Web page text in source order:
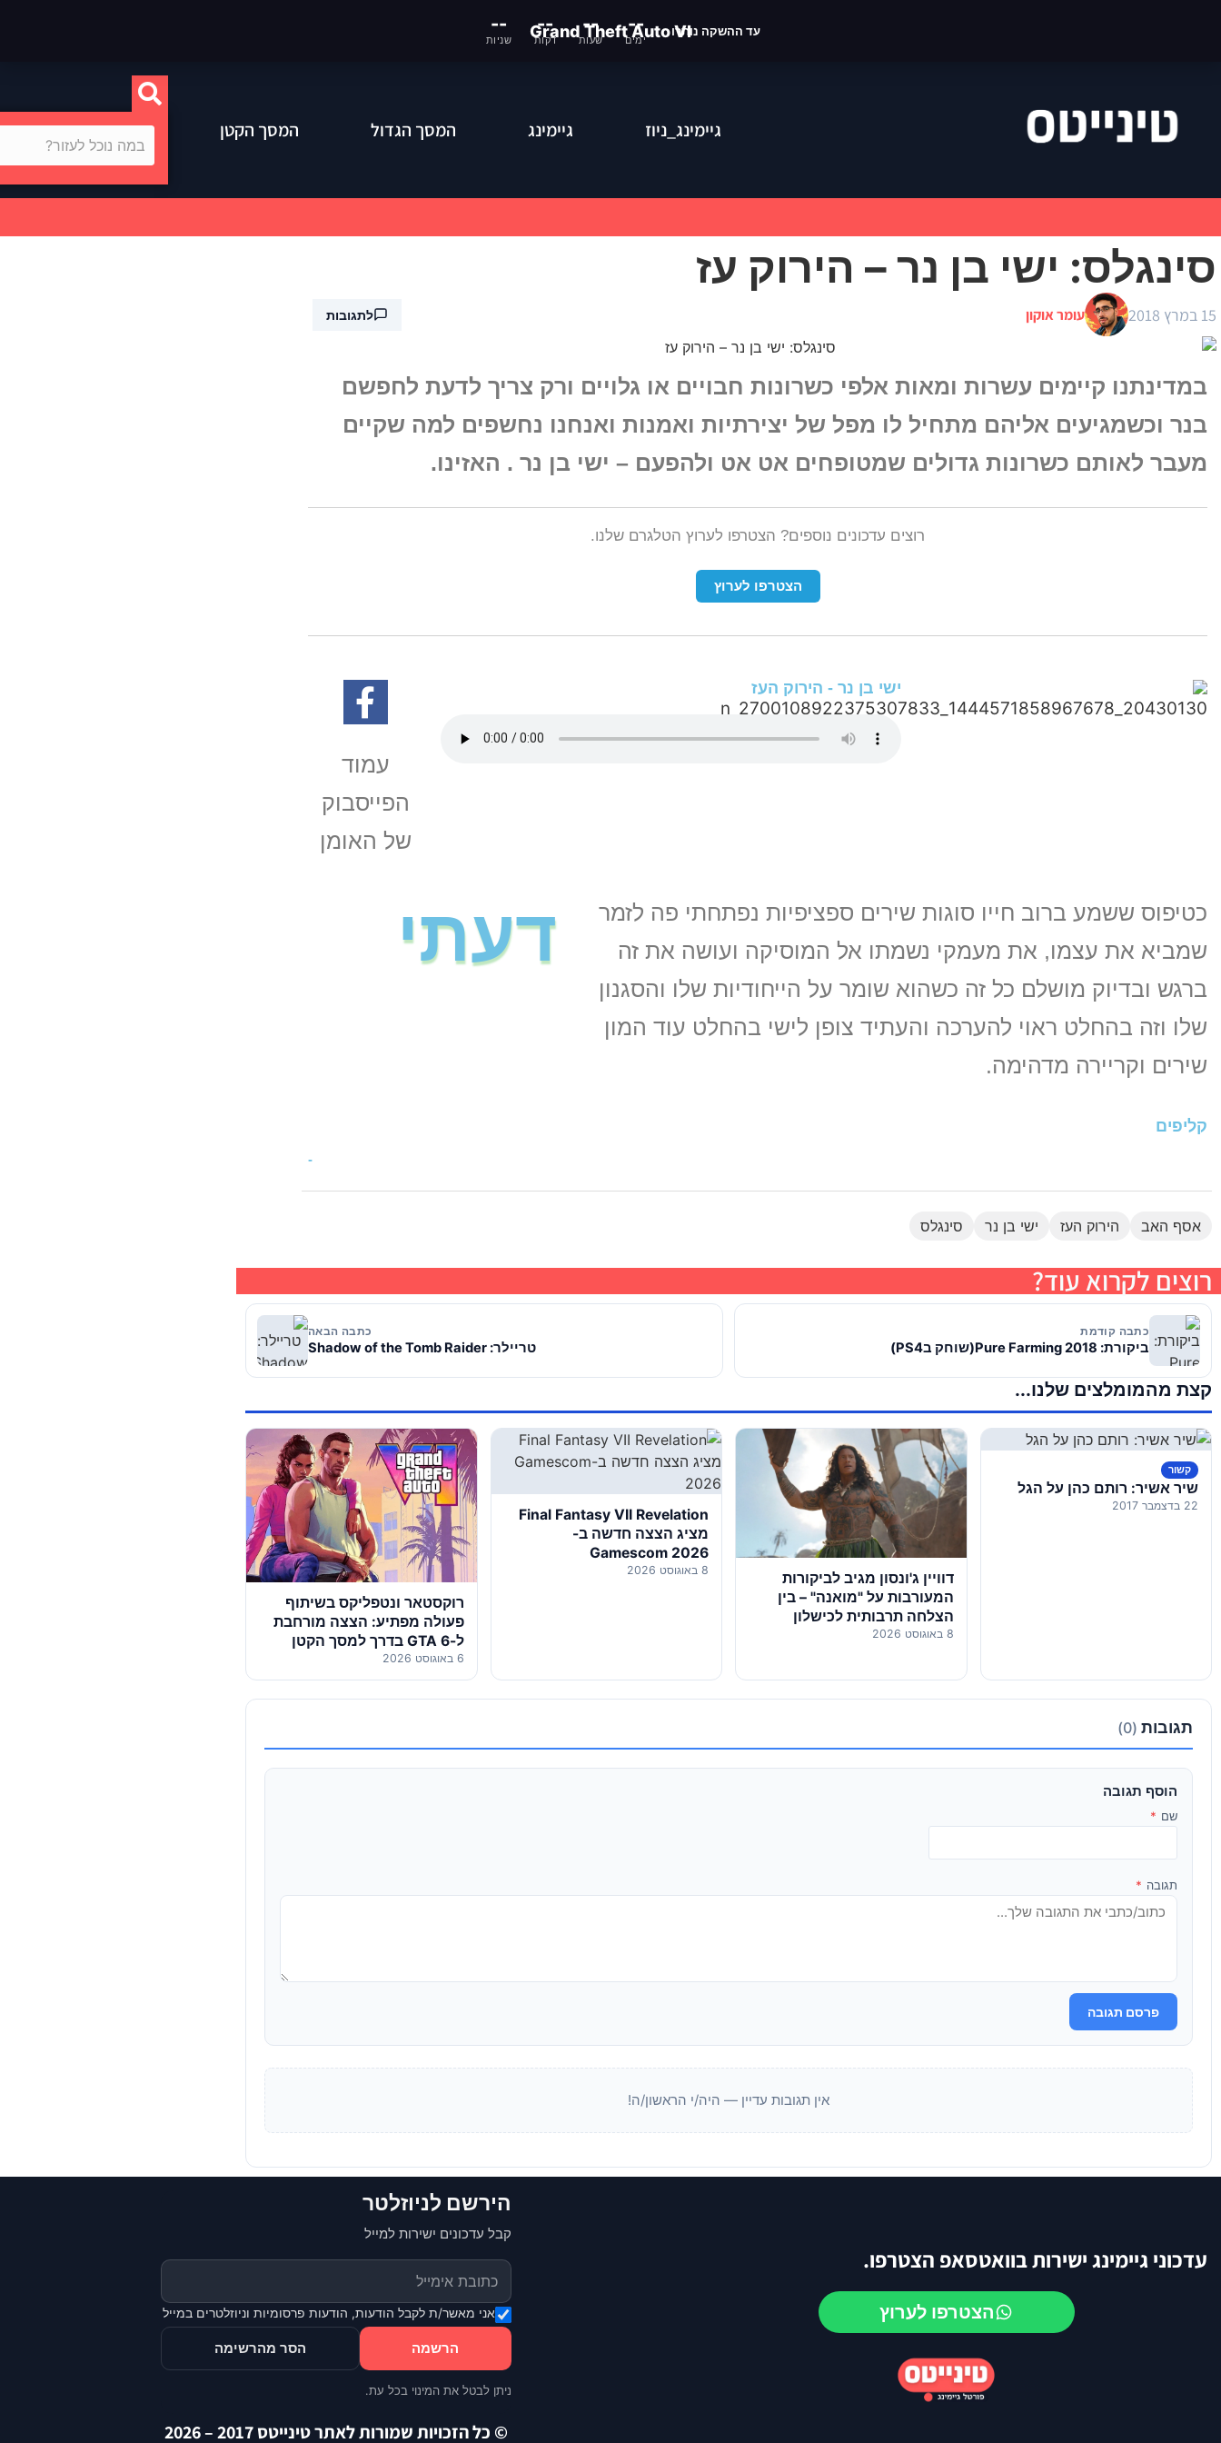
עד ההשקה נותרוGrand Theft Auto VI
--
ימים
--
שעות
--
דקות
--
שניות
גיימינג_ניוז גיימינג המסך הגדול המסך הקטן
סינגלס: ישי בן נר – הירוק עז
15 במרץ 2018 עומר אוקון לתגובות
במדינתנו קיימים עשרות ומאות אלפי כשרונות חבויים או גלויים ורק צריך לדעת לחפשם
בנר וכשמגיעים אליהם מתחיל לו מפל של יצירתיות ואמנות ואנחנו נחשפים למה שקיים
מעבר לאותם כשרונות גדולים שמטופחים אט אט ולהפעם – ישי בן נר . האזינו.
רוצים עדכונים נוספים? הצטרפו לערוץ הטלגרם שלנו.
הצטרפו לערוץ
ישי בן נר - הירוק העז
עמוד
הפייסבוק
של האומן
כטיפוס ששמע ברוב חייו סוגות שירים ספציפיות נפתחתי פה לזמר
שמביא את עצמו, את מעמקי נשמתו אל המוסיקה ועושה את זה
ברגש ובדיוק מושלם כל זה כשהוא שומר על הייחודיות שלו והסגנון
שלו וזה בהחלט ראוי להערכה והעתיד צופן לישי בהחלט עוד המון
שירים וקריירה מדהימה.
דעתי
קליפים
-
אסף האב הירוק העז ישי בן נר סינגלס
רוצים לקרוא עוד?
כתבה קודמת
ביקורת: Pure Farming 2018(שוחק בPS4)
כתבה הבאה
טריילר: Shadow of the Tomb Raider
קצת מהמומלצים שלנו...
קשור
שיר אשיר: רותם כהן על הגל
22 בדצמבר 2017
דוויין ג'ונסון מגיב לביקורות
המעורבות על "מואנה" – בין
הצלחה תרבותית לכישלון
בקופות
8 באוגוסט 2026
Final Fantasy VII Revelation
מציג הצצה חדשה ב-
Gamescom 2026
8 באוגוסט 2026
רוקסטאר ונטפליקס בשיתוף
פעולה מפתיע: הצצה מורחבת
ל-GTA 6 בדרך למסך הקטן
6 באוגוסט 2026
תגובות (0)
הוסף תגובה
שם *
תגובה *
פרסם תגובה
אין תגובות עדיין — היה/י הראשון/ה!
עדכוני גיימינג ישירות בוואטסאפ הצטרפו.
הצטרפו לערוץ
הירשם לניוזלטר
קבל עדכונים ישירות למייל
אני מאשר/ת לקבל הודעות, הודעות פרסומיות וניוזלטרים במייל
הרשמה הסר מהרשימה
ניתן לבטל את המינוי בכל עת.
© כל הזכויות שמורות לאתר טינייטס 2017 – 2026